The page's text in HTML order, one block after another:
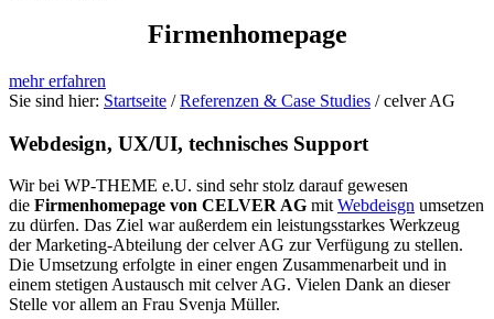
Firmenhomepage
mehr erfahren
Sie sind hier: Startseite /Referenzen & Case Studies /celver AG
Webdesign, UX/UI, technisches Support
Wir bei WP-THEME e.U. sind sehr stolz darauf gewesen
die Firmenhomepage von CELVER AG mit Webdeisgn umsetzen
zu dürfen. Das Ziel war außerdem ein leistungsstarkes Werkzeug
der Marketing-Abteilung der celver AG zur Verfügung zu stellen.
Die Umsetzung erfolgte in einer engen Zusammenarbeit und in
einem stetigen Austausch mit celver AG. Vielen Dank an dieser
Stelle vor allem an Frau Svenja Müller.